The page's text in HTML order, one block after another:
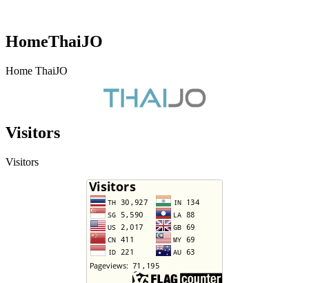
HomeThaiJO
Home ThaiJO
Visitors
Visitors